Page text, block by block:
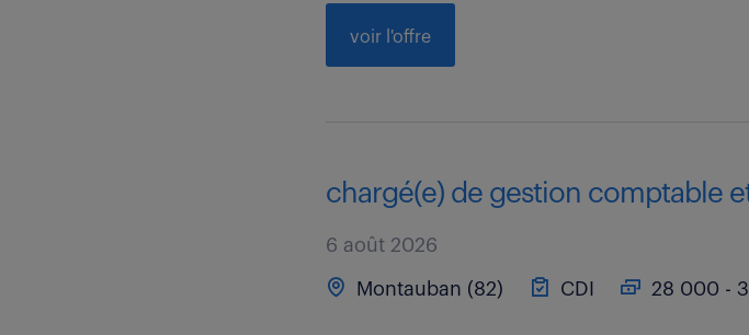
voir l'offre
chargé(e) de gestion comptable
6 août 2026
Montauban (82) CDI 28 000 -